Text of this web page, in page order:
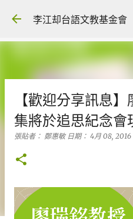
跳到主
李江却台語文教基金會
【歡迎分享訊息
集將於追思紀念會
張貼者： 鄭惠敏 日期： 4月 08, 2016